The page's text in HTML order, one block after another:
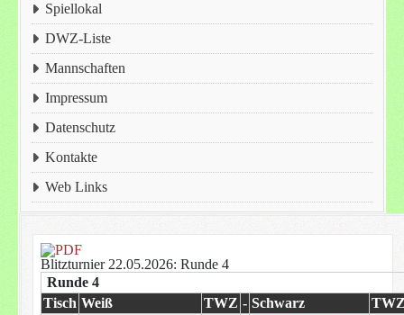
Spiellokal
DWZ-Liste
Mannschaften
Impressum
Datenschutz
Kontakte
Web Links
Blitzturnier 22.05.2026: Runde 4
Runde 4
Tisch Weiß TWZ - Schwarz